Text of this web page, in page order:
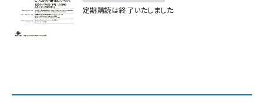
定期購読は終了いたしました